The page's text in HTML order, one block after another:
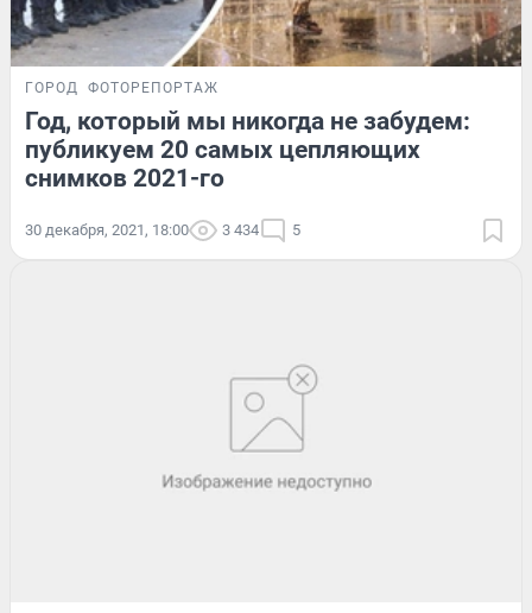
ГОРОД ФОТОРЕПОРТАЖ
Год, который мы никогда не забудем:
публикуем 20 самых цепляющих
снимков 2021-го
30 декабря, 2021, 18:00 3 434 5